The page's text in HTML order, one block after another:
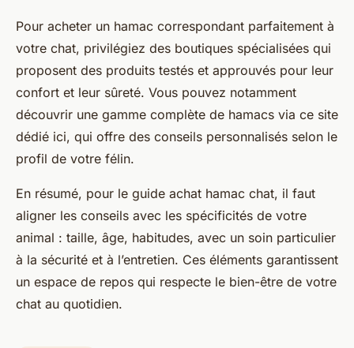
Pour acheter un hamac correspondant parfaitement à
votre chat, privilégiez des boutiques spécialisées qui
proposent des produits testés et approuvés pour leur
confort et leur sûreté. Vous pouvez notamment
découvrir une gamme complète de hamacs via ce site
dédié ici, qui offre des conseils personnalisés selon le
profil de votre félin.
En résumé, pour le guide achat hamac chat, il faut
aligner les conseils avec les spécificités de votre
animal : taille, âge, habitudes, avec un soin particulier
à la sécurité et à l’entretien. Ces éléments garantissent
un espace de repos qui respecte le bien-être de votre
chat au quotidien.